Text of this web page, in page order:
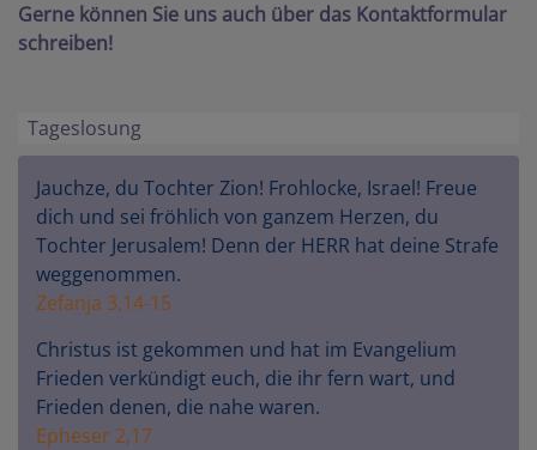
Gerne können Sie uns auch über das Kontaktformular
schreiben!
Tageslosung
Jauchze, du Tochter Zion! Frohlocke, Israel! Freue
dich und sei fröhlich von ganzem Herzen, du
Tochter Jerusalem! Denn der HERR hat deine Strafe
weggenommen.
Zefanja 3,14-15
Christus ist gekommen und hat im Evangelium
Frieden verkündigt euch, die ihr fern wart, und
Frieden denen, die nahe waren.
Epheser 2,17